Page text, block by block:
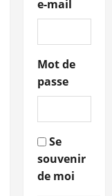
e-mail
Mot de
passe
Se
souvenir
de moi